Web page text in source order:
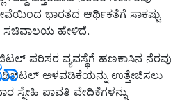
ಭಾರತದ ಆರ್ಥಿಕತೆಗೆ ಸಾಕಷ್ಟು
ಸಚಿವಾಲಯ ಹೇಳಿದೆ.
ಪರಿಸರ ವ್ಯವಸ್ಥೆಗೆ ಹಣಕಾಸಿನ ನೆರವು
ಡಿಜಿಟಲ್ ಅಳವಡಿಕೆಯನ್ನು ಉತ್ತೇಜಿಸಲು
ಸ್ನೇಹಿ ಪಾವತಿ ವೇದಿಕೆಗಳನ್ನು